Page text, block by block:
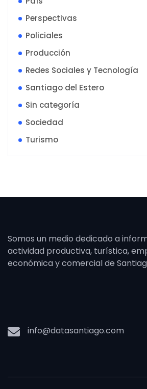
Perspectivas
Policiales
Producción
Redes Sociales y Tecnología
Santiago del Estero
Sin categoría
Sociedad
Turismo
Somos un medio dedicado a
actividad productiva, turística,
económica y comercial de
info@datasantiago.com